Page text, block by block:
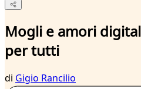
Mogli e amori
per tutti
di Gigio Rancilio